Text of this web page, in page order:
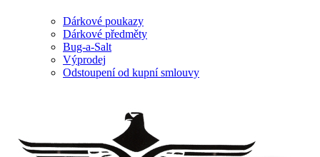
Dárkové poukazy
Dárkové předměty
Bug-a-Salt
Výprodej
Odstoupení od kupní smlouvy